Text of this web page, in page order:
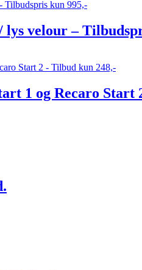
lys velour –
1 og Recaro Start